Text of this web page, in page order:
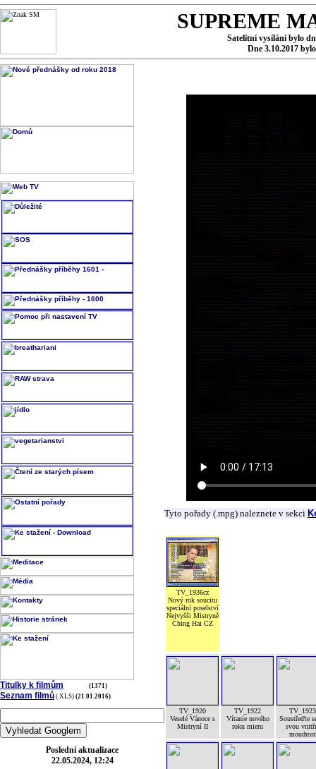
SUPREME
Satelitní vysílání bylo
Dne 3.10.2017
Titulky k filmům (1371)
Seznam filmů (.XLS) (21.01.2016)
Poslední aktualizace
22.05.2024, 12:24
Tyto pořady (.mpg) naleznete v sekci
TV_1936cz
Nový rok soucitu
speciální poselství
Nejvyšši Mistryně
Ching Hai CZ
TV_1920
Veselé Vánoce s
Mistryní II
TV_1922
Vítanie nového
roku mieru
TV_1923
Soustřeďte
svou
moudrost